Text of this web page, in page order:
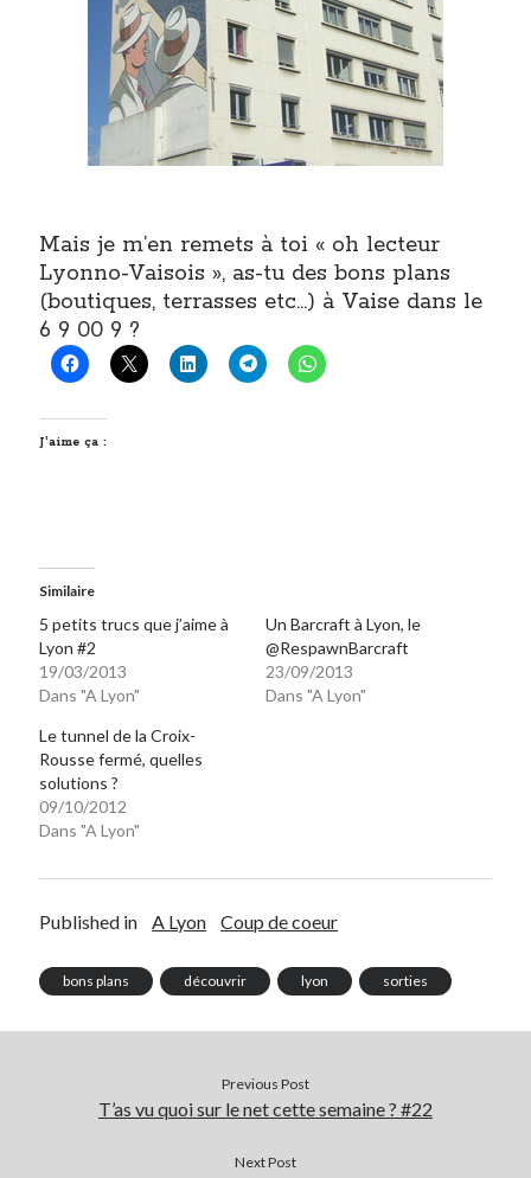
Mais je m’en remets à toi « oh lecteur
Lyonno-Vaisois », as-tu des bons plans
(boutiques, terrasses etc…) à Vaise dans le
6 9 00 9 ?
J’aime ça :
Similaire
5 petits trucs que j’aime à
Lyon #2
19/03/2013
Dans "A Lyon"
Un Barcraft à Lyon, le
@RespawnBarcraft
23/09/2013
Dans "A Lyon"
Le tunnel de la Croix-
Rousse fermé, quelles
solutions ?
09/10/2012
Dans "A Lyon"
Published in A Lyon Coup de coeur
bons plans découvrir lyon sorties
Previous Post
T’as vu quoi sur le net cette semaine ? #22
Next Post